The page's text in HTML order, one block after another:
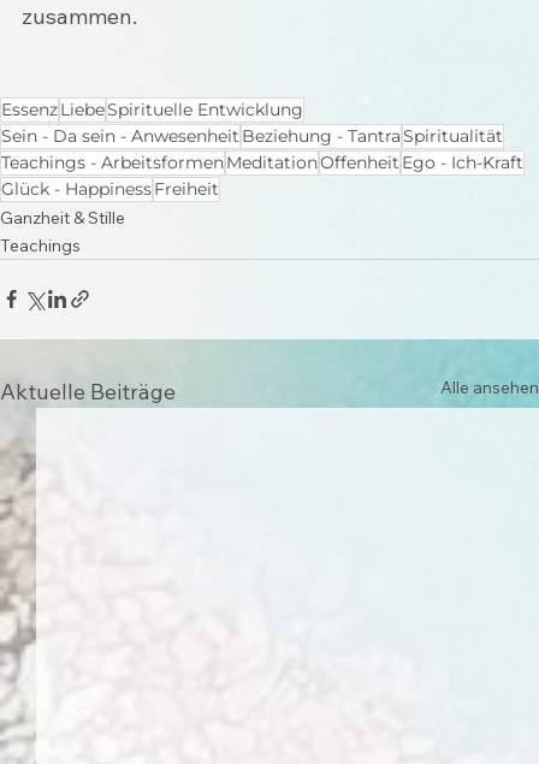
zusammen.
EssenzLiebeSpirituelle Entwicklung
Sein - Da sein - Anwesenheit Beziehung - TantraSpiritualität
Teachings - ArbeitsformenMeditationOffenheit Ego - Ich-Kraft
Glück - HappinessFreiheit
Ganzheit & Stille
Teachings
Aktuelle Beiträge Alle ansehen